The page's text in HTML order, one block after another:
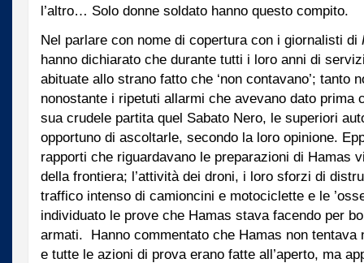
l’altro… Solo donne soldato hanno questo compito.
Nel parlare con nome di copertura con i giornalisti di
hanno dichiarato che durante tutti i loro anni di
abituate allo strano fatto che ‘non contavano’; tanto
nonostante i ripetuti allarmi che avevano dato prima
sua crudele partita quel Sabato Nero, le superiori
opportuno di ascoltarle, secondo la loro opinione.
rapporti che riguardavano le preparazioni di Hamas
della frontiera; l’attività dei droni, i loro sforzi di
traffico intenso di camioncini e motociclette e le
individuato le prove che Hamas stava facendo per
armati. Hanno commentato che Hamas non tentava
e tutte le azioni di prova erano fatte all’aperto, ma